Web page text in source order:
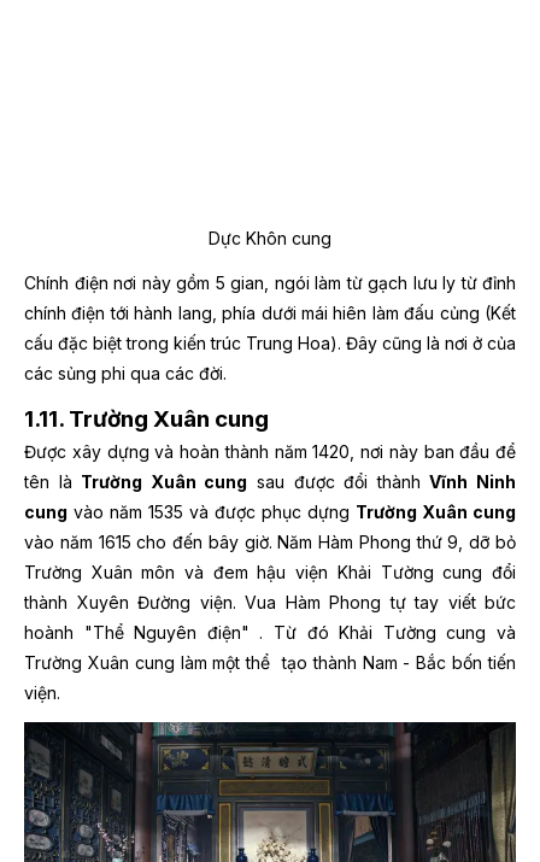
Dực Khôn cung
Chính điện nơi này gồm 5 gian, ngói làm từ gạch lưu ly từ đỉnh
chính điện tới hành lang, phía dưới mái hiên làm đấu củng (Kết
cấu đặc biệt trong kiến trúc Trung Hoa). Đây cũng là nơi ở của
các sủng phi qua các đời.
1.11. Trường Xuân cung
Được xây dựng và hoàn thành năm 1420, nơi này ban đầu để
tên là Trường Xuân cung sau được đổi thànhVĩnh Ninh
cung vào năm 1535 và được phục dựng Trường Xuân cung
vào năm 1615 cho đến bây giờ.Năm Hàm Phong thứ 9, dỡ bỏ
Trường Xuân môn và đem hậu viện Khải Tường cung đổi
thành Xuyên Đường viện. Vua Hàm Phong tự tay viết bức
hoành "Thể Nguyên điện" . Từ đó Khải Tường cung và
Trường Xuân cung làm một thể tạo thành Nam - Bắc bốn tiến
viện.